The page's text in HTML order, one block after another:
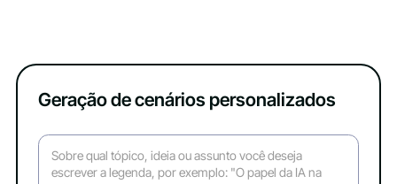
Geração de cenários personalizados